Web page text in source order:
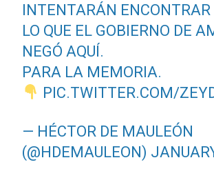
INTENTARÁN ENCONTRAR
LO QUE EL GOBIERNO DE
NEGÓ AQUÍ.
PARA LA MEMORIA.
PIC.TWITTER.COM/
— HÉCTOR DE MAULEÓN
(@HDEMAULEON)